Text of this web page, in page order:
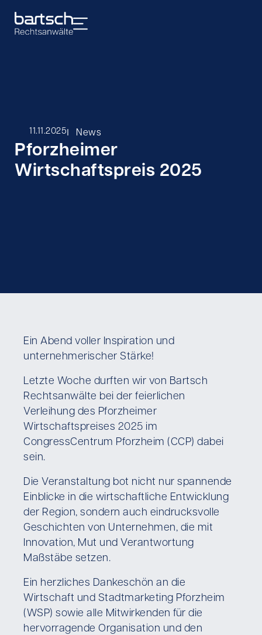
I News
11.11.2025
Pforzheimer
Wirtschaftspreis 2025
Ein Abend voller Inspiration und
unternehmerischer Stärke!
Letzte Woche durften wir von Bartsch
Rechtsanwälte bei der feierlichen
Verleihung des Pforzheimer
Wirtschaftspreises 2025 im
CongressCentrum Pforzheim (CCP) dabei
sein.
Die Veranstaltung bot nicht nur spannende
Einblicke in die wirtschaftliche Entwicklung
der Region, sondern auch eindrucksvolle
Geschichten von Unternehmen, die mit
Innovation, Mut und Verantwortung
Maßstäbe setzen.
Ein herzliches Dankeschön an die
Wirtschaft und Stadtmarketing Pforzheim
(WSP) sowie alle Mitwirkenden für die
hervorragende Organisation und den